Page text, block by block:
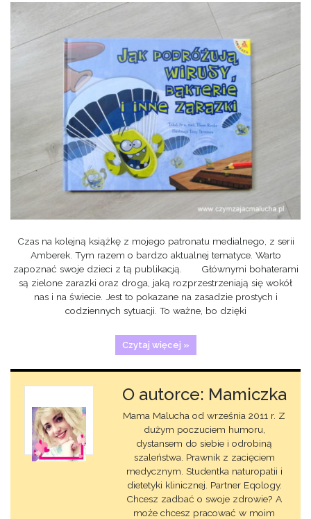
Czas na kolejną książkę z mojego patronatu medialnego, z serii
Amberek. Tym razem o bardzo aktualnej tematyce. Warto
zapoznać swoje dzieci z tą publikacją. Głównymi bohaterami
są zielone zarazki oraz droga, jaką rozprzestrzeniają się wokół
nas i na świecie. Jest to pokazane na zasadzie prostych i
codziennych sytuacji. To ważne, bo dzięki
Czytaj więcej »
O autorce: Mamiczka
Mama Malucha od września 2011 r. Z
dużym poczuciem humoru,
dystansem do siebie i odrobiną
szaleństwa. Prawnik z zacięciem
medycznym. Studentka naturopatii i
dietetyki klinicznej. Partner Eqology.
Chcesz zadbać o swoje zdrowie? A
może chcesz pracować w moim